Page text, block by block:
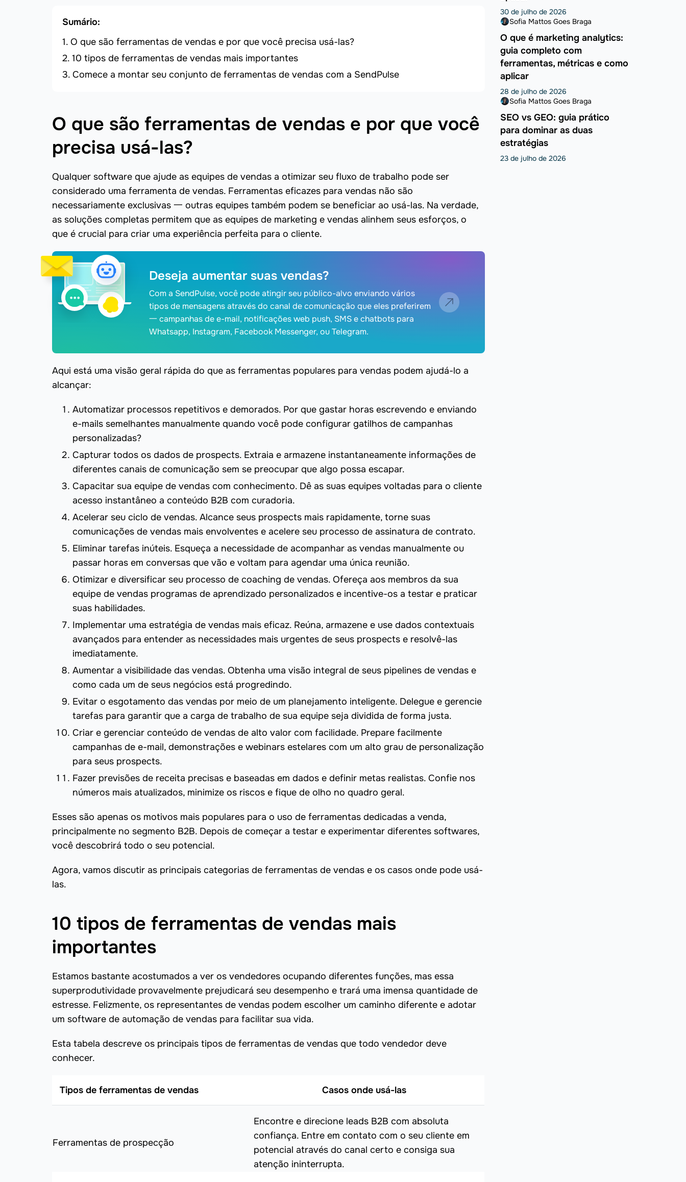
Sumário:
O que são ferramentas de vendas e por que você precisa usá-las?
10 tipos de ferramentas de vendas mais importantes
Comece a montar seu conjunto de ferramentas de vendas com a SendPulse
O que são ferramentas de vendas e por que você
precisa usá-las?
Qualquer software que ajude as equipes de vendas a otimizar seu fluxo de trabalho pode ser
considerado uma ferramenta de vendas. Ferramentas eficazes para vendas não são
necessariamente exclusivas 一 outras equipes também podem se beneficiar ao usá-las. Na verdade,
as soluções completas permitem que as equipes de marketing e vendas alinhem seus esforços, o
que é crucial para criar uma experiência perfeita para o cliente.
Deseja aumentar suas vendas?
Com a SendPulse, você pode atingir seu público-alvo enviando vários
tipos de mensagens através do canal de comunicação que eles preferirem
一 campanhas de e-mail, notificações web push, SMS e chatbots para
Whatsapp, Instagram, Facebook Messenger, ou Telegram.
Aqui está uma visão geral rápida do que as ferramentas populares para vendas podem ajudá-lo a
alcançar:
Automatizar processos repetitivos e demorados. Por que gastar horas escrevendo e enviando
e-mails semelhantes manualmente quando você pode configurar gatilhos de campanhas
personalizadas?
Capturar todos os dados de prospects. Extraia e armazene instantaneamente informações de
diferentes canais de comunicação sem se preocupar que algo possa escapar.
Capacitar sua equipe de vendas com conhecimento. Dê as suas equipes voltadas para o cliente
acesso instantâneo a conteúdo B2B com curadoria.
Acelerar seu ciclo de vendas. Alcance seus prospects mais rapidamente, torne suas
comunicações de vendas mais envolventes e acelere seu processo de assinatura de contrato.
Eliminar tarefas inúteis. Esqueça a necessidade de acompanhar as vendas manualmente ou
passar horas em conversas que vão e voltam para agendar uma única reunião.
Otimizar e diversificar seu processo de coaching de vendas. Ofereça aos membros da sua
equipe de vendas programas de aprendizado personalizados e incentive-os a testar e praticar
suas habilidades.
Implementar uma estratégia de vendas mais eficaz. Reúna, armazene e use dados contextuais
avançados para entender as necessidades mais urgentes de seus prospects e resolvê-las
imediatamente.
Aumentar a visibilidade das vendas. Obtenha uma visão integral de seus pipelines de vendas e
como cada um de seus negócios está progredindo.
Evitar o esgotamento das vendas por meio de um planejamento inteligente. Delegue e gerencie
tarefas para garantir que a carga de trabalho de sua equipe seja dividida de forma justa.
Criar e gerenciar conteúdo de vendas de alto valor com facilidade. Prepare facilmente
campanhas de e-mail, demonstrações e webinars estelares com um alto grau de personalização
para seus prospects.
Fazer previsões de receita precisas e baseadas em dados e definir metas realistas. Confie nos
números mais atualizados, minimize os riscos e fique de olho no quadro geral.
Esses são apenas os motivos mais populares para o uso de ferramentas dedicadas a venda,
principalmente no segmento B2B. Depois de começar a testar e experimentar diferentes softwares,
você descobrirá todo o seu potencial.
Agora, vamos discutir as principais categorias de ferramentas de vendas e os casos onde pode usá-
las.
10 tipos de ferramentas de vendas mais
importantes
Estamos bastante acostumados a ver os vendedores ocupando diferentes funções, mas essa
superprodutividade provavelmente prejudicará seu desempenho e trará uma imensa quantidade de
estresse. Felizmente, os representantes de vendas podem escolher um caminho diferente e adotar
um software de automação de vendas para facilitar sua vida.
Esta tabela descreve os principais tipos de ferramentas de vendas que todo vendedor deve
conhecer.
Tipos de ferramentas de vendas Casos onde usá-las
Ferramentas de prospecção
Encontre e direcione leads B2B com absoluta
confiança. Entre em contato com o seu cliente em
potencial através do canal certo e consiga sua
atenção ininterrupta.
30 de julho de 2026
Sofia Mattos Goes Braga
O que é marketing analytics:
guia completo com
ferramentas, métricas e como
aplicar
28 de julho de 2026
Sofia Mattos Goes Braga
SEO vs GEO: guia prático
para dominar as duas
estratégias
23 de julho de 2026